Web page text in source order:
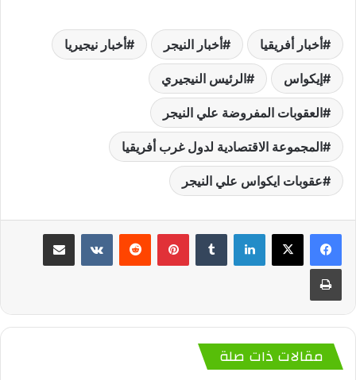
أخبار أفريقيا أخبار النيجر أخبار نيجيريا
إيكواس الرئيس النيجيري
العقوبات المفروضة علي النيجر
المجموعة الاقتصادية لدول غرب أفريقيا
عقوبات ايكواس علي النيجر
لينكدإن بينتيريست
مقالات ذات صلة